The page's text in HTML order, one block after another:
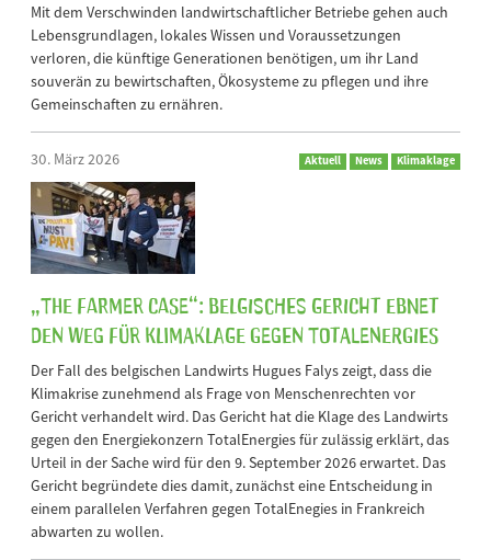
Mit dem Verschwinden landwirtschaftlicher Betriebe gehen auch
Lebensgrundlagen, lokales Wissen und Voraussetzungen
verloren, die künftige Generationen benötigen, um ihr Land
souverän zu bewirtschaften, Ökosysteme zu pflegen und ihre
Gemeinschaften zu ernähren.
30. März 2026 Aktuell News Klimaklage
„The Farmer Case“: Belgisches Gericht ebnet
den Weg für Klimaklage gegen TotalEnergies
Der Fall des belgischen Landwirts Hugues Falys zeigt, dass die
Klimakrise zunehmend als Frage von Menschenrechten vor
Gericht verhandelt wird. Das Gericht hat die Klage des Landwirts
gegen den Energiekonzern TotalEnergies für zulässig erklärt, das
Urteil in der Sache wird für den 9. September 2026 erwartet. Das
Gericht begründete dies damit, zunächst eine Entscheidung in
einem parallelen Verfahren gegen TotalEnegies in Frankreich
abwarten zu wollen.